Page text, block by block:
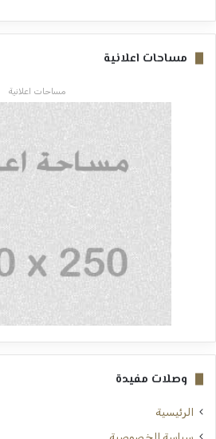
مساحات اعلانية
مساحات اعلانية
وصلات مفيدة
الرئيسية
سياسة الخصوصية